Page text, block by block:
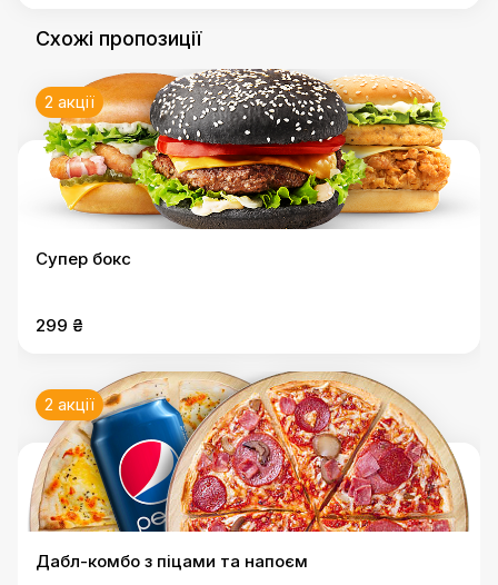
Схожі пропозиції
2 акції
Супер бокс
299 ₴
2 акції
Дабл-комбо з піцами та напоєм